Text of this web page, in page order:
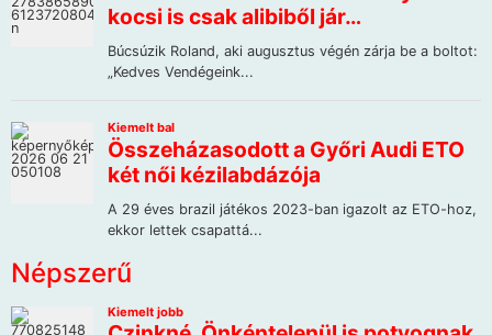
Népszerű